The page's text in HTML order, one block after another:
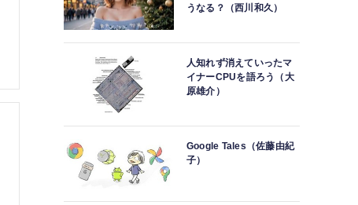
うなる？（西川和久）
人知れず消えていったマ
イナーCPUを語ろう（大
原雄介）
Google Tales（佐藤由紀
子）